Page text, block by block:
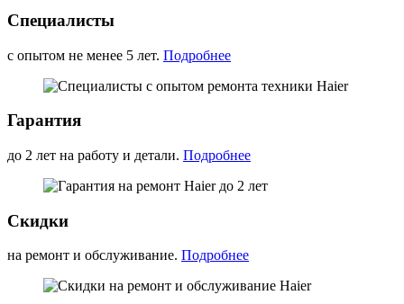
Специалисты
с опытом не менее 5 лет. Подробнее
Гарантия
до 2 лет на работу и детали. Подробнее
Скидки
на ремонт и обслуживание. Подробнее